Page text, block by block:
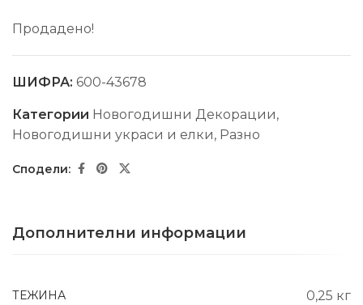
Продадено!
ШИФРА: 600-43678
Категории Новогодишни Декорации,
Новогодишни украси и елки, Разно
Дополнителни информации
ТЕЖИНА 0,25 кг